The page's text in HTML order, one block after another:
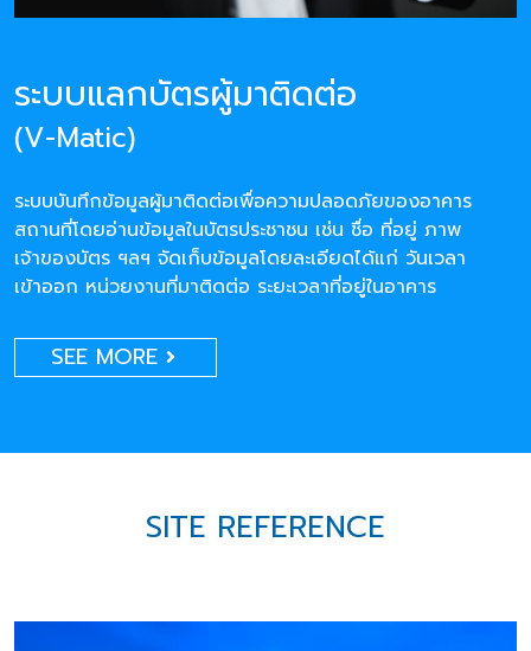
ระบบแลกบัตรผู้มาติดต่อ
(V-Matic)
ระบบบันทึกข้อมูลผู้มาติดต่อเพื่อความปลอดภัยของอาคาร
สถานที่โดยอ่านข้อมูลในบัตรประชาชน เช่น ชื่อ ที่อยู่ ภาพ
เจ้าของบัตร ฯลฯ จัดเก็บข้อมูลโดยละเอียดได้แก่ วันเวลา
เข้าออก หน่วยงานที่มาติดต่อ ระยะเวลาที่อยู่ในอาคาร
SEE MORE
SITE REFERENCE